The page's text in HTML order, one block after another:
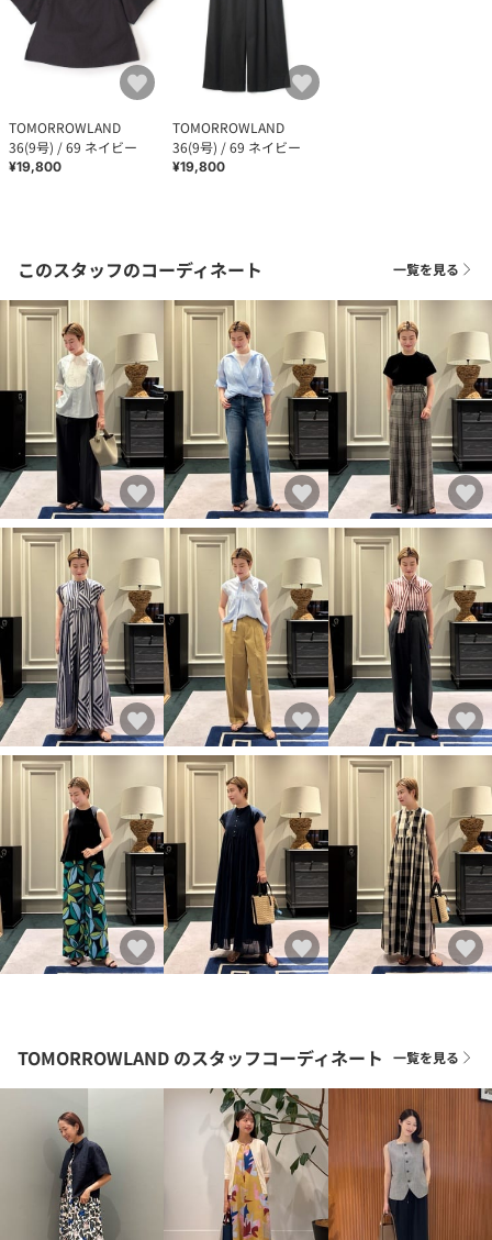
TOMORROWLAND
36(9号) / 69 ネイビー
¥19,800
TOMORROWLAND
36(9号) / 69 ネイビー
¥19,800
このスタッフのコーディネート 一覧を見る
TOMORROWLAND のスタッフコーディネート 一覧を見る